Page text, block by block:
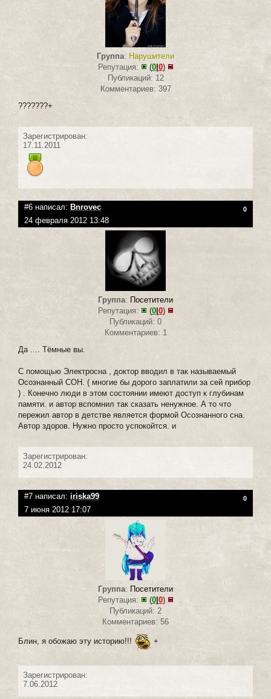
Группа: Нарушители
Репутация:
(0| 0)
Публикаций: 12
Комментариев: 397
???????+
Зарегистрирован:
17.11.2011
#6 написал: Bnrovec 0
24 февраля 2012 13:48
Группа: Посетители
Репутация:
(0| 0)
Публикаций: 0
Комментариев: 1
Да .... Тёмные вы.
С помощью Электросна , доктор вводил в так называемый
Осознанный СОН. ( многие бы дорого заплатили за сей прибор
) . Конечно люди в этом состоянии имеют доступ к глубинам
памяти. и автор вспомнил так сказать ненужное. А то что
пережил автор в детстве является формой Осознанного сна.
Автор здоров. Нужно просто успокойтся. и
Зарегистрирован:
24.02.2012
#7 написал: iriska99 0
7 июня 2012 17:07
Группа: Посетители
Репутация:
(0| 0)
Публикаций: 2
Комментариев: 56
Блин, я обожаю эту историю!!! +
Зарегистрирован:
7.06.2012